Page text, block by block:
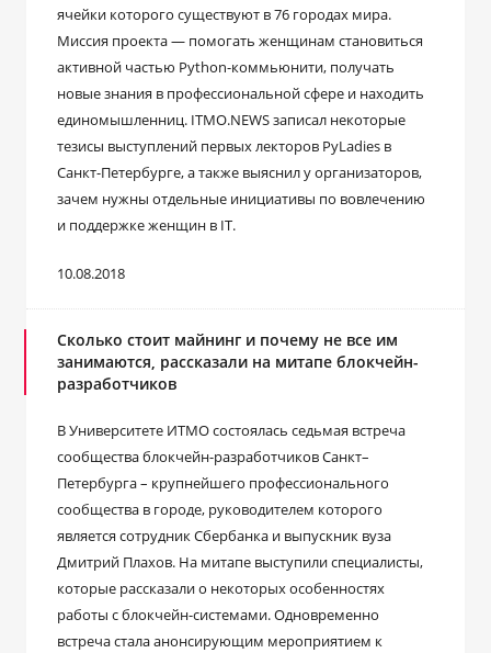
ячейки которого существуют в 76 городах мира.
Миссия проекта — помогать женщинам становиться
активной частью Python-коммьюнити, получать
новые знания в профессиональной сфере и находить
единомышленниц. ITMO.NEWS записал некоторые
тезисы выступлений первых лекторов PyLadies в
Санкт-Петербурге, а также выяснил у организаторов,
зачем нужны отдельные инициативы по вовлечению
и поддержке женщин в IT.
10.08.2018
Сколько стоит майнинг и почему не все им
занимаются, рассказали на митапе блокчейн-
разработчиков
В Университете ИТМО состоялась седьмая встреча
сообщества блокчейн-разработчиков Санкт–
Петербурга – крупнейшего профессионального
сообщества в городе, руководителем которого
является сотрудник Сбербанка и выпускник вуза
Дмитрий Плахов. На митапе выступили специалисты,
которые рассказали о некоторых особенностях
работы с блокчейн-системами. Одновременно
встреча стала анонсирующим мероприятием к